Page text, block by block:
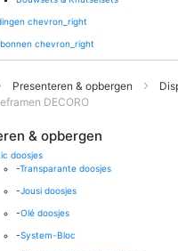
chevron_right
chevron_right
Presenteren & opbergen
DECORO
& opbergen
doosjes
-Transparante doosjes
-Jousi doosjes
-Olé doosjes
-System-Bloc